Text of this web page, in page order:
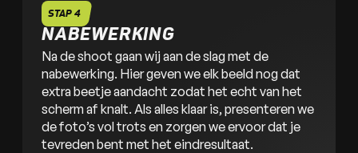
STAP 4
NABEWERKING
Na de shoot gaan wij aan de slag met de
nabewerking. Hier geven we elk beeld nog dat
extra beetje aandacht zodat het echt van het
scherm af knalt. Als alles klaar is, presenteren we
de foto’s vol trots en zorgen we ervoor dat je
tevreden bent met het eindresultaat.